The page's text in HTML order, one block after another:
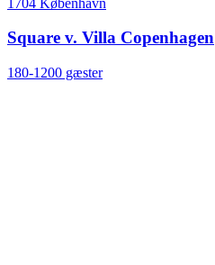
Square v. Villa Copenhagen
180-1200 gæster